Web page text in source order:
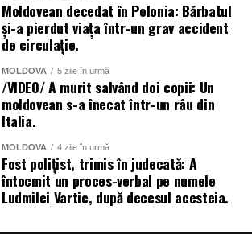
Moldovean decedat în Polonia: Bărbatul
și-a pierdut viața într-un grav accident
de circulație.
MOLDOVA 5 zile în urmă
/VIDEO/ A murit salvând doi copii: Un
moldovean s-a înecat într-un râu din
Italia.
MOLDOVA 4 zile în urmă
Fost polițist, trimis în judecată: A
întocmit un proces-verbal pe numele
Ludmilei Vartic, după decesul acesteia.